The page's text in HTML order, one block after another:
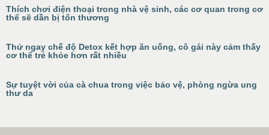
Thích chơi điện thoại trong nhà vệ sinh, các cơ quan trong cơ
thể sẽ dần bị tổn thương
Thử ngay chế độ Detox kết hợp ăn uống, cô gái này cảm thấy
cơ thể trẻ khỏe hơn rất nhiều
Sự tuyệt vời của cà chua trong việc bảo vệ, phòng ngừa ung
thư da